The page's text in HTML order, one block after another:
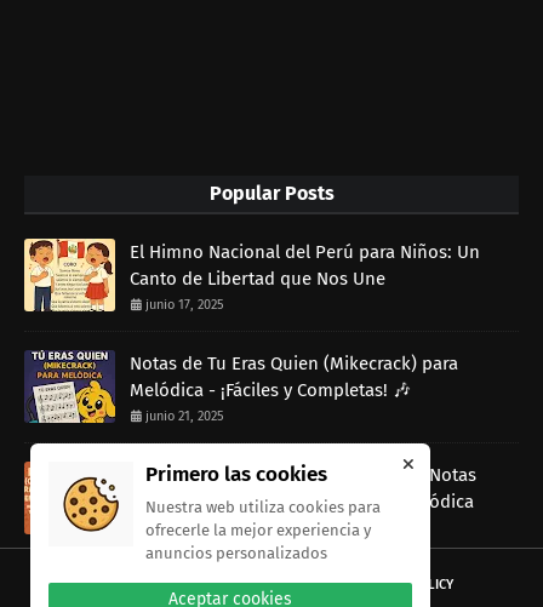
Popular Posts
El Himno Nacional del Perú para Niños: Un
Canto de Libertad que Nos Une
junio 17, 2025
Notas de Tu Eras Quien (Mikecrack) para
Melódica - ¡Fáciles y Completas! 🎶
junio 21, 2025
Rap Dancin (Canción de Ratatouille) Notas
musicales Fáciles para Tocar con Melódica
junio 13, 2025
HOME ABOUT CONTACT US PRIVACY POLICY
Primero las cookies
Nuestra web utiliza cookies para
ofrecerle la mejor experiencia y
anuncios personalizados
Aceptar cookies